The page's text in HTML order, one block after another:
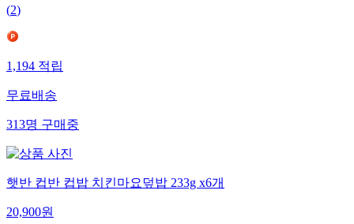
(2)
1,194 적립
무료배송
313명 구매중
햇반 컵반 컵밥 치킨마요덮밥 233g x6개
20,900원